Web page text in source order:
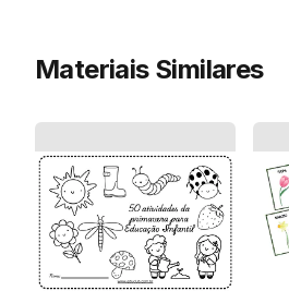
Materiais Similares